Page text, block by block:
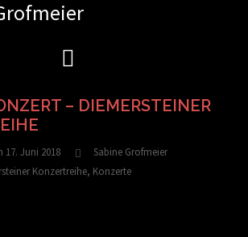
– DIEMERSTEINER
17. Juni 2018
Sabine Grofmeier
Konzertreihe, Konzerte